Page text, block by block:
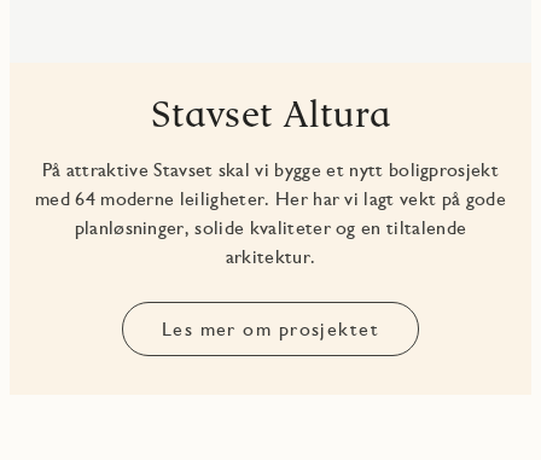
Stavset Altura
På attraktive Stavset skal vi bygge et nytt boligprosjekt
med 64 moderne leiligheter. Her har vi lagt vekt på gode
planløsninger, solide kvaliteter og en tiltalende
arkitektur.
Les mer om prosjektet